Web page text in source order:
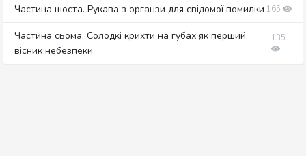
Частина шоста. Рукава з органзи для свідомої помилки 165
Частина сьома. Солодкі крихти на губах як перший
вісник небезпеки
135